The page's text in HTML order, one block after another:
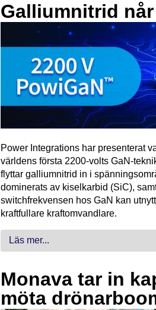
Galliumnitrid
Power Integrations har presenterat
världens första 2200-volts GaN-
flyttar galliumnitrid in i
dominerats av kiselkarbid (SiC),
switchfrekvensen hos GaN kan
kraftfullare kraftomvandlare.
Läs mer...
Monava tar in
möta